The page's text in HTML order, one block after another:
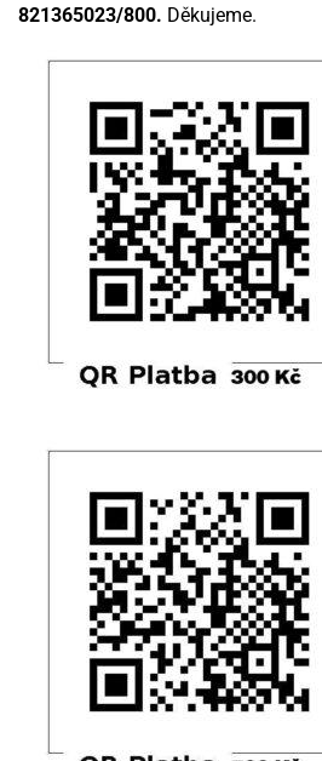
821365023/800. Děkujeme.